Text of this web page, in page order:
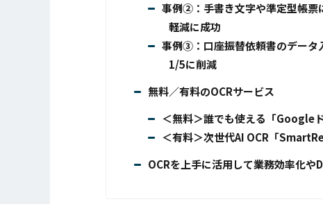
事例②：手書き文字や準定型帳票
軽減に成功
事例③：口座振替依頼書のデータ
1/5に削減
無料／有料のOCRサービス
＜無料＞誰でも使える「Googleド
＜有料＞次世代AI OCR「
OCRを上手に活用して業務効率化や